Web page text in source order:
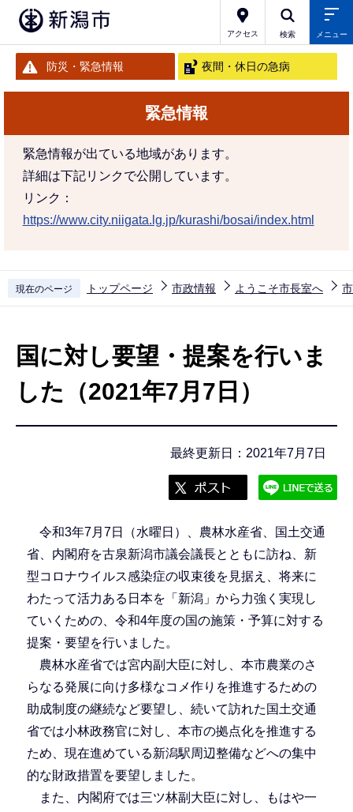
アクセス 検索 メニュー
防災・緊急情報 夜間・休日の急病
緊急情報
緊急情報が出ている地域があります。
詳細は下記リンクで公開しています。
リンク：
https://www.city.niigata.lg.jp/kurashi/bosai/index.html
現在のページ トップページ 市政情報 ようこそ市長室へ
国に対し要望・提案を行いま
した（2021年7月7日）
最終更新日：2021年7月7日
令和3年7月7日（水曜日）、農林水産省、国土交通
省、内閣府を古泉新潟市議会議長とともに訪ね、新
型コロナウイルス感染症の収束後を見据え、将来に
わたって活力ある日本を「新潟」から力強く実現し
ていくための、令和4年度の国の施策・予算に対する
提案・要望を行いました。
農林水産省では宮内副大臣に対し、本市農業のさ
らなる発展に向け多様なコメ作りを推進するための
助成制度の継続など要望し、続いて訪れた国土交通
省では小林政務官に対し、本市の拠点化を推進する
ため、現在進めている新潟駅周辺整備などへの集中
的な財政措置を要望しました。
また、内閣府では三ツ林副大臣に対し、もはや一